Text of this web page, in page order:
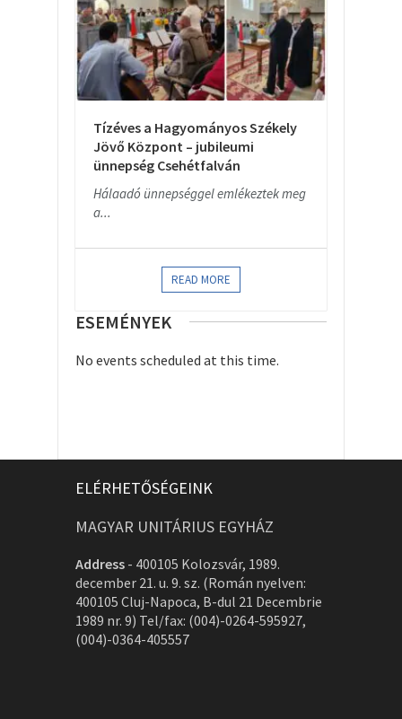
Tízéves a Hagyományos Székely
Jövő Központ – jubileumi
ünnepség Csehétfalván
Hálaadó ünnepséggel emlékeztek meg
a...
READ MORE
ESEMÉNYEK
No events scheduled at this time.
ELÉRHETŐSÉGEINK
MAGYAR UNITÁRIUS EGYHÁZ
Address - 400105 Kolozsvár, 1989.
december 21. u. 9. sz. (Román nyelven:
400105 Cluj-Napoca, B-dul 21 Decembrie
1989 nr. 9) Tel/fax: (004)-0264-595927,
(004)-0364-405557